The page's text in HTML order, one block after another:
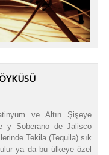
ve Altın Şişeye
y Soberano de Jalisco
Tekila (Tequila) sık
ya da bu ülkeye özel